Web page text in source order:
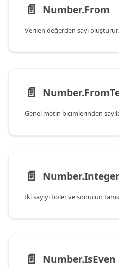
📄️ Number.From
Verilen değerden sayı oluşturur.
📄️
📄️
İki sayıyı böler ve sonucun
📄️ Number.IsEven